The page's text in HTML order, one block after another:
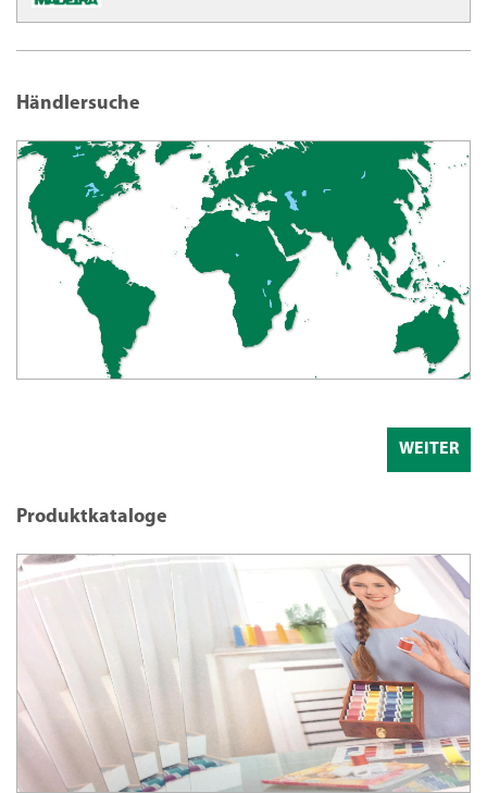
Händlersuche
WEITER
Produktkataloge